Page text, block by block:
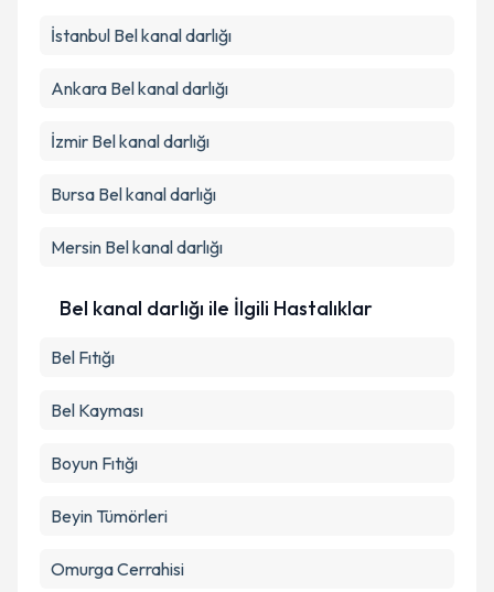
İstanbul Bel kanal darlığı
Ankara Bel kanal darlığı
İzmir Bel kanal darlığı
Bursa Bel kanal darlığı
Mersin Bel kanal darlığı
Bel kanal darlığı ile İlgili Hastalıklar
Bel Fıtığı
Bel Kayması
Boyun Fıtığı
Beyin Tümörleri
Omurga Cerrahisi